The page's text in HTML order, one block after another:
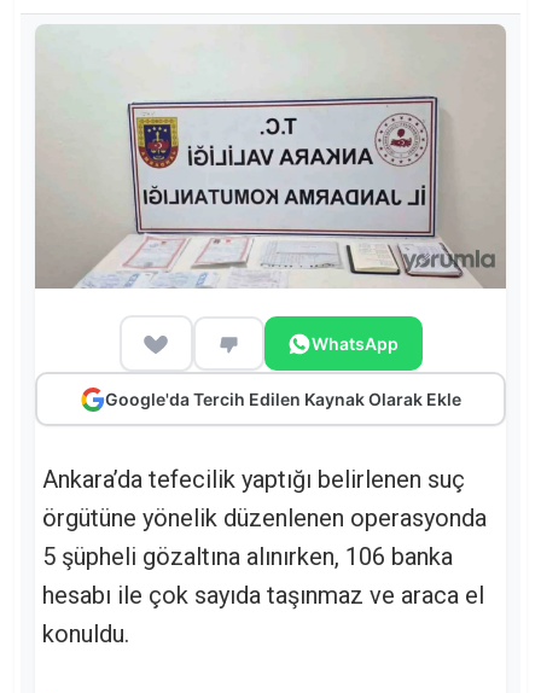
WhatsApp
Google'da Tercih Edilen Kaynak Olarak Ekle
Ankara’da tefecilik yaptığı belirlenen suç
örgütüne yönelik düzenlenen operasyonda
5 şüpheli gözaltına alınırken, 106 banka
hesabı ile çok sayıda taşınmaz ve araca el
konuldu.